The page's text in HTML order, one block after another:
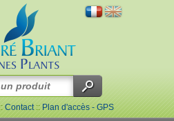
Contact::Plan d'accès - GPS